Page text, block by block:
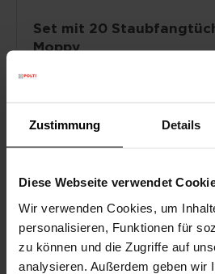
Zustimmung Details
Diese Webseite verwendet
Wir verwenden Cookies, um
personalisieren, Funktionen für
zu können und die Zugriffe auf
analysieren. Außerdem geben wir
Set mit 20
Moppy
Elektrostatische Tücher zum
5,90 €
NICHT VERFÜGBAR